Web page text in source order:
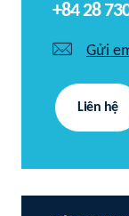
+84 28
Gửi
Liên hệ